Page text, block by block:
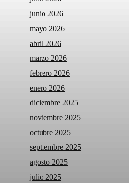
junio 2026
mayo 2026
abril 2026
marzo 2026
febrero 2026
enero 2026
diciembre 2025
noviembre 2025
octubre 2025
septiembre 2025
agosto 2025
julio 2025